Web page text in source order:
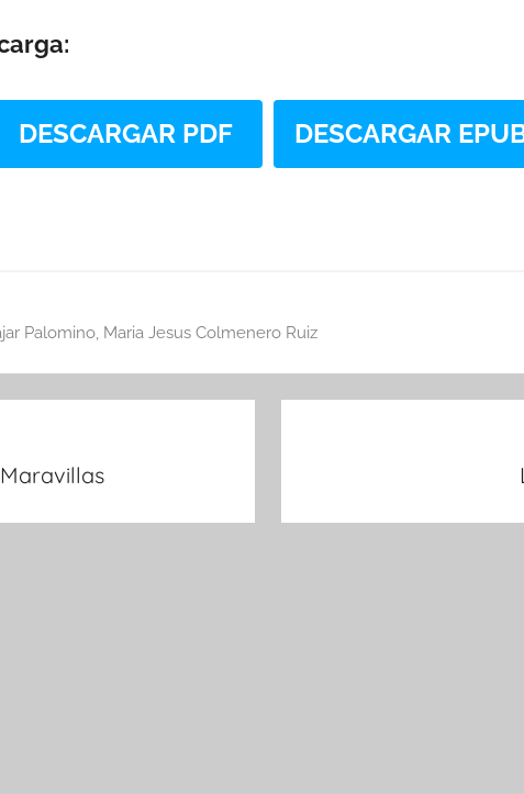
DESCARGAR PDF DESCARGAR
Palomino, Maria Jesus Colmenero Ruiz